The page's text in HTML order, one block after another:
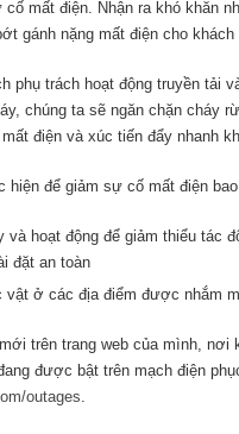
mất điện. Nhận ra khó khăn
gánh nặng mất điện cho khách
phụ trách hoạt động truyền tải
chúng ta sẽ ngăn chặn cháy
điện và xúc tiến đẩy nhanh
để giảm sự cố mất điện
và hoạt động để giảm thiểu tác
đặt an toàn
ở các địa điểm được nhắm
trên trang web của mình, nơi
được bật trên mạch điện
outages.